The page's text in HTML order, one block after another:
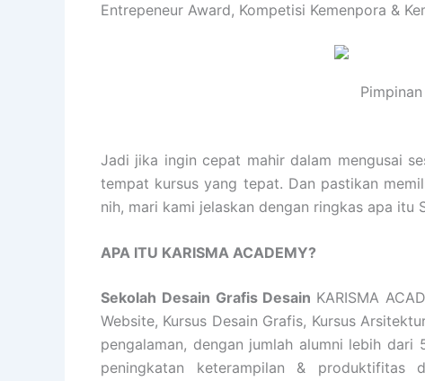
Entrepeneur Award, Kompetisi Kemenpora &
Jadi jika ingin cepat mahir dalam mengusai
tempat kursus yang tepat. Dan pastikan
nih, mari kami jelaskan dengan ringkas apa itu
APA ITU KARISMA ACADEMY?
Sekolah Desain Grafis Desain KARISMA
Website, Kursus Desain Grafis, Kursus
pengalaman, dengan jumlah alumni lebih
peningkatan keterampilan & produktifitas